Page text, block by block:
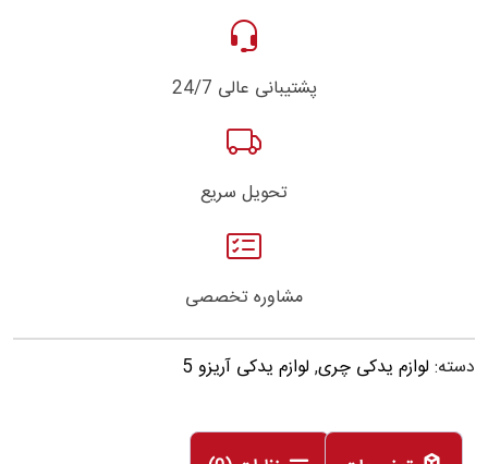
پشتیبانی عالی 24/7
تحویل سریع
مشاوره تخصصی
دسته:لوازم یدکی چری,لوازم یدکی آریزو 5